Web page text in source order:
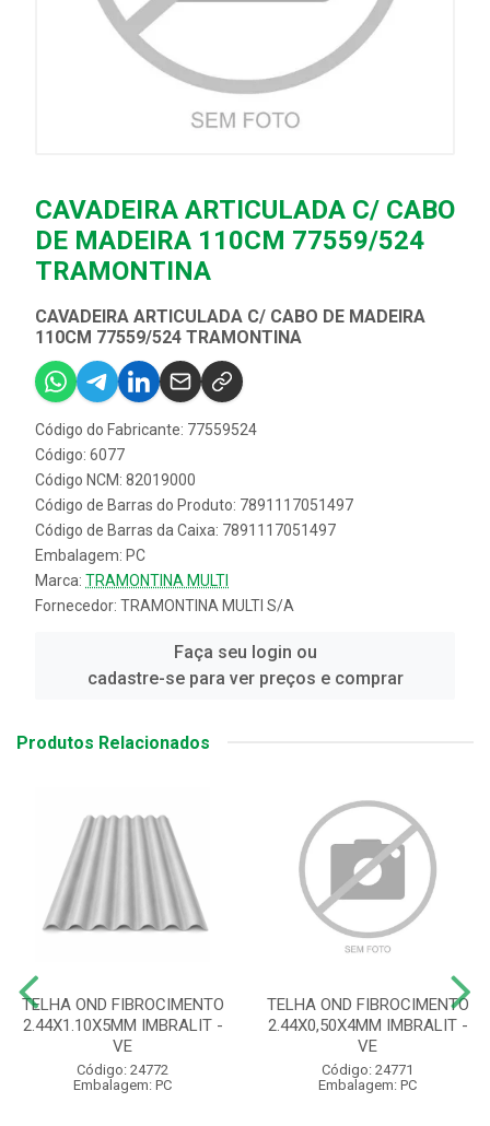
CAVADEIRA ARTICULADA C/ CABO
DE MADEIRA 110CM 77559/524
TRAMONTINA
CAVADEIRA ARTICULADA C/ CABO DE MADEIRA
110CM 77559/524 TRAMONTINA
Código do Fabricante: 77559524
Código: 6077
Código NCM: 82019000
Código de Barras do Produto: 7891117051497
Código de Barras da Caixa: 7891117051497
Embalagem: PC
Marca: TRAMONTINA MULTI
Fornecedor: TRAMONTINA MULTI S/A
Faça seu login ou
cadastre-se para ver preços e comprar
Produtos Relacionados
TELHA OND FIBROCIMENTO
2.44X1.10X5MM IMBRALIT -
VE
Código: 24772
Embalagem: PC
TELHA OND FIBROCIMENTO
2.44X0,50X4MM IMBRALIT -
VE
Código: 24771
Embalagem: PC